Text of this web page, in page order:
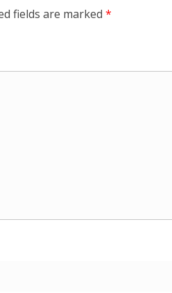
fields are marked *